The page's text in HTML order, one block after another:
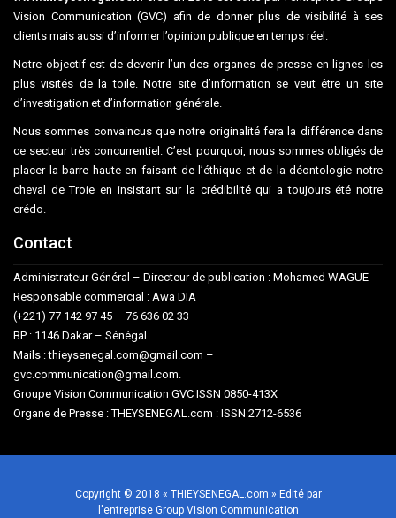
Vision Communication (GVC) afin de donner plus de visibilité à ses
clients mais aussi d’informer l’opinion publique en temps réel.
Notre objectif est de devenir l’un des organes de presse en lignes les
plus visités de la toile. Notre site d’information se veut être un site
d’investigation et d’information générale.
Nous sommes convaincus que notre originalité fera la différence dans
ce secteur très concurrentiel. C’est pourquoi, nous sommes obligés de
placer la barre haute en faisant de l’éthique et de la déontologie notre
cheval de Troie en insistant sur la crédibilité qui a toujours été notre
crédo.
Contact
Administrateur Général – Directeur de publication : Mohamed WAGUE
Responsable commercial : Awa DIA
(+221) 77 142 97 45 – 76 636 02 33
BP : 1146 Dakar – Sénégal
Mails : thieysenegal.com@gmail.com –
gvc.communication@gmail.com.
Groupe Vision Communication GVC ISSN 0850-413X
Organe de Presse : THEYSENEGAL.com : ISSN 2712-6536
Copyright © 2018 « THIEYSENEGAL.com » Edité par
l'entreprise Group Vision Communication